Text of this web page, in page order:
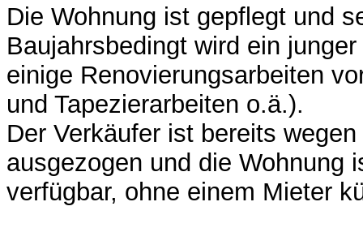
Die Wohnung ist gepflegt und
Baujahrsbedingt wird ein
einige Renovierungsarbeiten
und Tapezierarbeiten o.ä.).
Der Verkäufer ist bereits
ausgezogen und die Wohnung
verfügbar, ohne einem Mieter